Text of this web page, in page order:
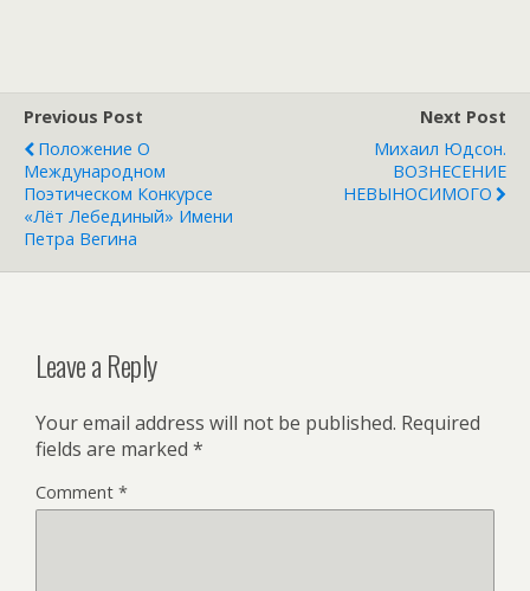
Previous Post
Положение О
Международном
Поэтическом Конкурсе
«Лёт Лебединый» Имени
Петра Вегина
Next Post
Михаил Юдсон.
ВОЗНЕСЕНИЕ
НЕВЫНОСИМОГО
Leave a Reply
Your email address will not be published. Required
fields are marked *
Comment *